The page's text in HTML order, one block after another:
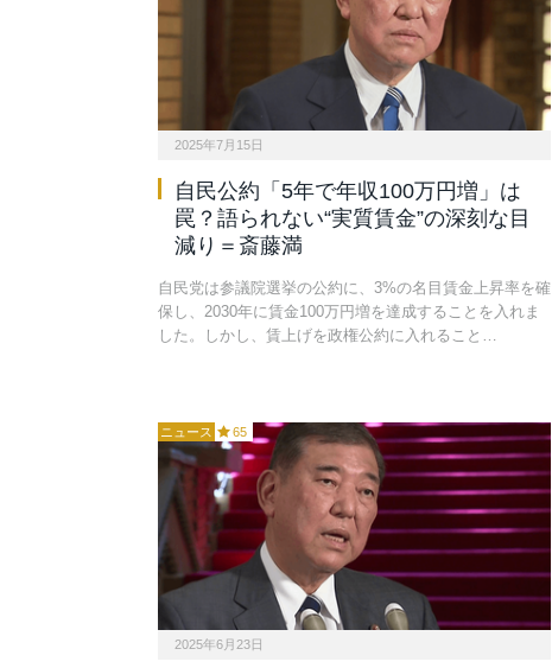
2025年7月15日
自民公約「5年で年収100万円増」は
罠？語られない“実質賃金”の深刻な目
減り＝斎藤満
自民党は参議院選挙の公約に、3%の名目賃金上昇率を確
保し、2030年に賃金100万円増を達成することを入れま
した。しかし、賃上げを政権公約に入れること…
ニュース 65
2025年6月23日